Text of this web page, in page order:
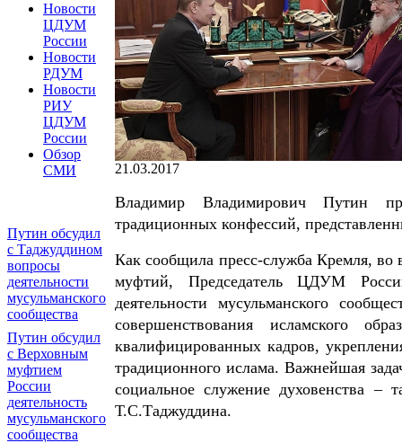
Новости
ЦДУМ
России
Новости
РДУМ
Новости
РИУ
ЦДУМ
России
Обзор
СМИ
Путин обсудил
с Таджуддином
вопросы
деятельности
мусульманского
сообщества
Путин обсудил
с Верховным
муфтием
России
деятельность
мусульманского
сообщества
21.03.2017
Владимир Владимирович Путин
традиционных конфессий,
Как сообщила пресс-служба Кремля, во
муфтий, Председатель ЦДУМ
деятельности мусульманского
совершенствования исламского
квалифицированных кадров,
традиционного ислама. Важнейшая
социальное служение духовенства
Т.С.Таджуддина.